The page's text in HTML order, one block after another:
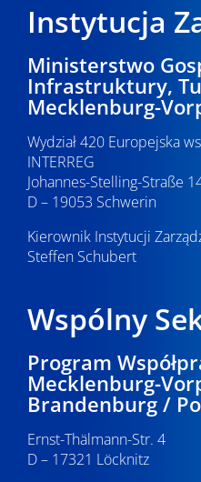
Instytucja
Ministerstwo
Infrastruktury,
Mecklenburg-
Wydział 420 Europejska
INTERREG
Johannes-Stelling-Straße
D – 19053 Schwerin
Kierownik Instytucji
Steffen Schubert
Wspólny
Program
Mecklenburg-
Brandenburg /
Ernst-Thälmann-Str. 4
D – 17321 Löcknitz